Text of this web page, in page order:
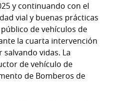
y continuando con el
vial y buenas prácticas
de vehículos de
la cuarta intervención
salvando vidas. La
de vehículo de
de Bomberos de